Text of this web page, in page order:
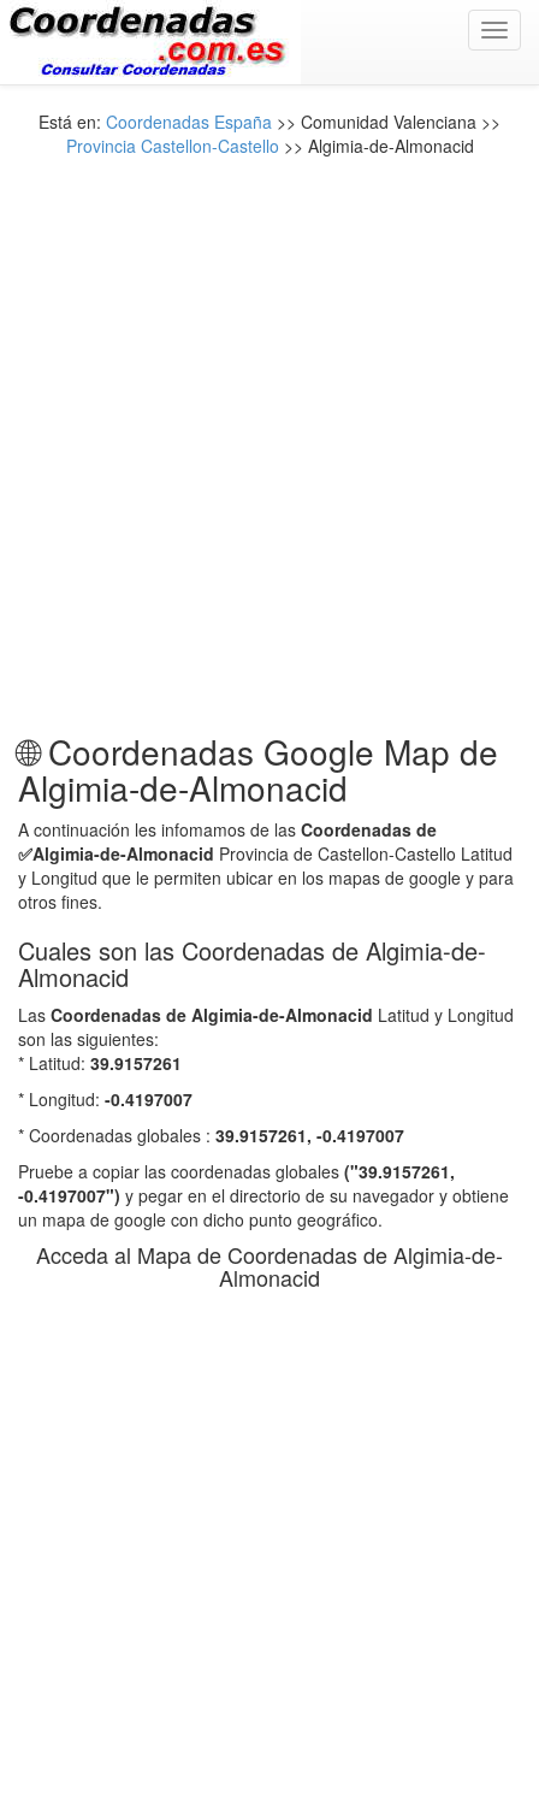
Está en: Coordenadas España >> Comunidad Valenciana >>
Provincia Castellon-Castello >> Algimia-de-Almonacid
🌐 Coordenadas Google Map de
Algimia-de-Almonacid
A continuación les infomamos de las Coordenadas de
✅Algimia-de-Almonacid Provincia de Castellon-Castello Latitud
y Longitud que le permiten ubicar en los mapas de google y para
otros fines.
Cuales son las Coordenadas de Algimia-de-
Almonacid
Las Coordenadas de Algimia-de-Almonacid Latitud y Longitud
son las siguientes:
* Latitud: 39.9157261
* Longitud: -0.4197007
* Coordenadas globales : 39.9157261, -0.4197007
Pruebe a copiar las coordenadas globales ("39.9157261,
-0.4197007") y pegar en el directorio de su navegador y obtiene
un mapa de google con dicho punto geográfico.
Acceda al Mapa de Coordenadas de Algimia-de-
Almonacid